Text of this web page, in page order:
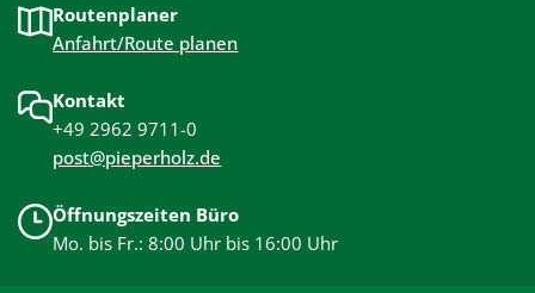
Routenplaner
Anfahrt/Route planen
Kontakt
+49 2962 9711-0
post@pieperholz.de
Öffnungszeiten Büro
Mo. bis Fr.: 8:00 Uhr bis 16:00 Uhr